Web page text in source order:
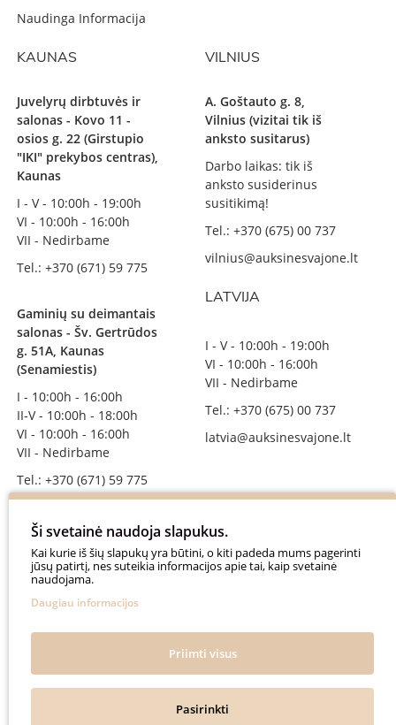
Naudinga Informacija
KAUNAS
Juvelyrų dirbtuvės ir
salonas - Kovo 11 -
osios g. 22 (Girstupio
"IKI" prekybos centras),
Kaunas
I - V - 10:00h - 19:00h
VI - 10:00h - 16:00h
VII - Nedirbame
Tel.: +370 (671) 59 775
Gaminių su deimantais
salonas - Šv. Gertrūdos
g. 51A, Kaunas
(Senamiestis)
I - 10:00h - 16:00h
II-V - 10:00h - 18:00h
VI - 10:00h - 16:00h
VII - Nedirbame
Tel.: +370 (671) 59 775
SEKITE MUS
auksinesvajone
@auksinesvajone3600
VILNIUS
A. Goštauto g. 8,
Vilnius (vizitai tik iš
anksto susitarus)
Darbo laikas: tik iš
anksto susiderinus
susitikimą!
Tel.: +370 (675) 00 737
vilnius@auksinesvajone.lt
LATVIJA
I - V - 10:00h - 19:00h
VI - 10:00h - 16:00h
VII - Nedirbame
Tel.: +370 (675) 00 737
latvia@auksinesvajone.lt
Ši svetainė naudoja slapukus.
Kai kurie iš šių slapukų yra būtini, o kiti padeda mums pagerinti
jūsų patirtį, nes suteikia informacijos apie tai, kaip svetainė
naudojama.
Daugiau informacijos
Priimti visus
Pasirinkti